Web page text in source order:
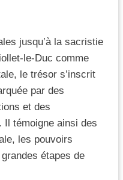
jusqu’à la sacristie
le-Duc comme
le trésor s’inscrit
par des
et des
témoigne ainsi des
les pouvoirs
étapes de